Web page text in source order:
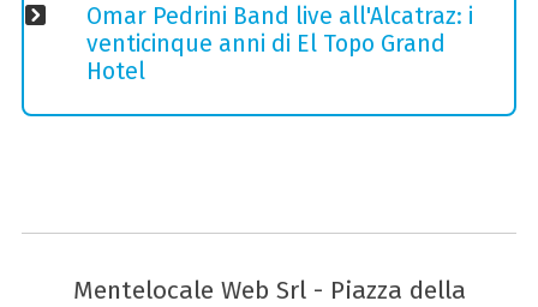
Omar Pedrini Band live all'Alcatraz: i
venticinque anni di El Topo Grand
Hotel
Mentelocale Web Srl - Piazza della